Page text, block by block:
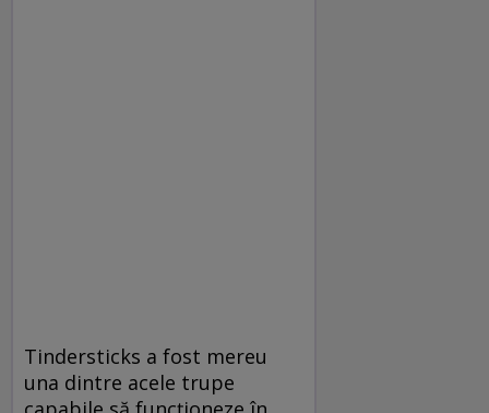
Tindersticks a fost mereu
una dintre acele trupe